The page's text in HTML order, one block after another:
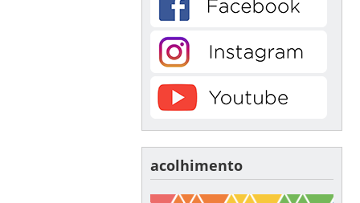
acolhimento